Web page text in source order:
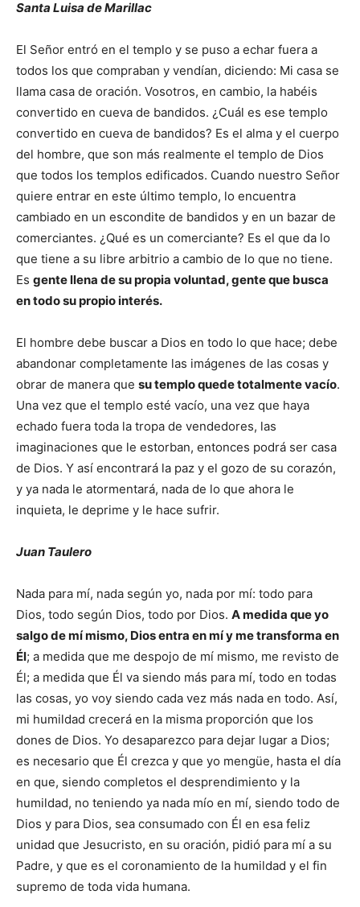
Santa Luisa de Marillac
El Señor entró en el templo y se puso a echar fuera a
todos los que compraban y vendían, diciendo: Mi casa se
llama casa de oración. Vosotros, en cambio, la habéis
convertido en cueva de bandidos. ¿Cuál es ese templo
convertido en cueva de bandidos? Es el alma y el cuerpo
del hombre, que son más realmente el templo de Dios
que todos los templos edificados. Cuando nuestro Señor
quiere entrar en este último templo, lo encuentra
cambiado en un escondite de bandidos y en un bazar de
comerciantes. ¿Qué es un comerciante? Es el que da lo
que tiene a su libre arbitrio a cambio de lo que no tiene.
Es gente llena de su propia voluntad, gente que busca
en todo su propio interés.
El hombre debe buscar a Dios en todo lo que hace; debe
abandonar completamente las imágenes de las cosas y
obrar de manera que su templo quede totalmente vacío.
Una vez que el templo esté vacío, una vez que haya
echado fuera toda la tropa de vendedores, las
imaginaciones que le estorban, entonces podrá ser casa
de Dios. Y así encontrará la paz y el gozo de su corazón,
y ya nada le atormentará, nada de lo que ahora le
inquieta, le deprime y le hace sufrir.
Juan Taulero
Nada para mí, nada según yo, nada por mí: todo para
Dios, todo según Dios, todo por Dios. A medida que yo
salgo de mí mismo, Dios entra en mí y me transforma en
Él; a medida que me despojo de mí mismo, me revisto de
Él; a medida que Él va siendo más para mí, todo en todas
las cosas, yo voy siendo cada vez más nada en todo. Así,
mi humildad crecerá en la misma proporción que los
dones de Dios. Yo desaparezco para dejar lugar a Dios;
es necesario que Él crezca y que yo mengüe, hasta el día
en que, siendo completos el desprendimiento y la
humildad, no teniendo ya nada mío en mí, siendo todo de
Dios y para Dios, sea consumado con Él en esa feliz
unidad que Jesucristo, en su oración, pidió para mí a su
Padre, y que es el coronamiento de la humildad y el fin
supremo de toda vida humana.